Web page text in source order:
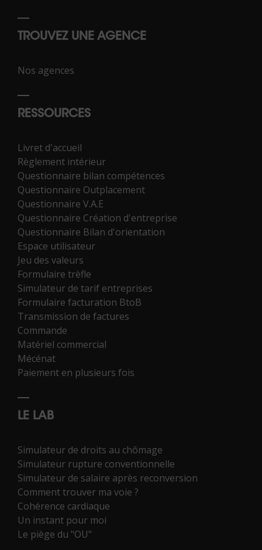
TROUVEZ UNE AGENCE
Nos agences
RESSOURCES
Livret d'accueil
Règlement intérieur
Questionnaire bilan compétences
Questionnaire Outplacement
Questionnaire V.A.E
Questionnaire Création d'entreprise
Questionnaire Bilan d'orientation
Espace utilisateur
Jeu des valeurs
Formulaire trèfle
Simulateur de tarif entreprises
Formulaire facturation BtoB
Transmission de factures
Commande
Matériel commercial
Mécénat
Paiement en plusieurs fois
LE LAB
Simulateur de droits au chômage
Simulateur rupture conventionnelle
Simulateur de salaire après reconversion
Comment trouver ma voie ?
Cohérence cardiaque
Un instant pour moi
Le piège du "OU"